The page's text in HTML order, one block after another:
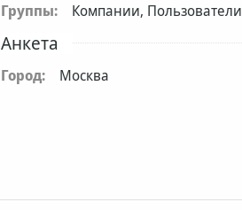
Группы:
Компании, Пользователи
Анкета
Город: Москва